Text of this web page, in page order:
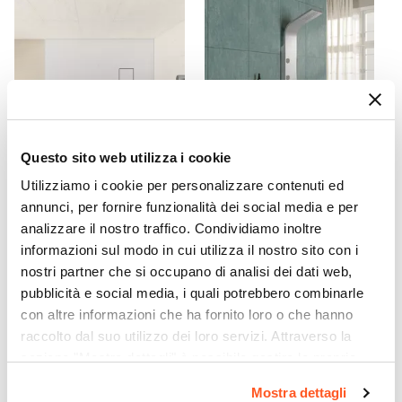
Questo sito web utilizza i cookie
Utilizziamo i cookie per personalizzare contenuti ed
annunci, per fornire funzionalità dei social media e per
analizzare il nostro traffico. Condividiamo inoltre
informazioni sul modo in cui utilizza il nostro sito con i
nostri partner che si occupano di analisi dei dati web,
pubblicità e social media, i quali potrebbero combinarle
con altre informazioni che ha fornito loro o che hanno
raccolto dal suo utilizzo dei loro servizi. Attraverso la
Mostra dettagli
Dimensione Entrata
Vetro temperato
Finitura Anta
Opaco
Anticalcare
Si
Spessore Anta
6 mm
Materiale Profilo
CODICE:RK18B
Piatto doccia 100x80 cm
ultraslim riducibile bianco
effetto pietra - Rok
€ 90,00
CODICE:LUXURY
Pannello doccia in acciaio
inox con soffione
idromassaggio - Luxury
€ 182,00